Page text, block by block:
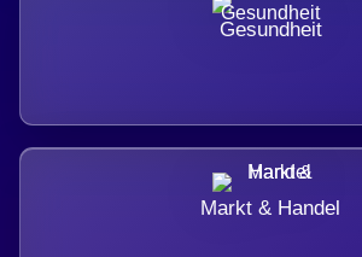
Gesundheit
Markt & Handel